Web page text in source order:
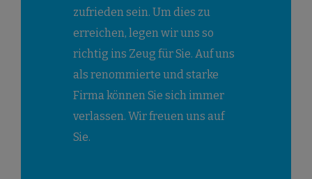
zufrieden sein. Um dies zu
erreichen, legen wir uns so
richtig ins Zeug für Sie. Auf uns
als renommierte und starke
Firma können Sie sich immer
verlassen. Wir freuen uns auf
Sie.